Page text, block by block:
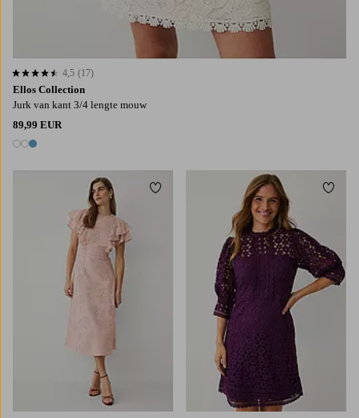
Ellos Collection
Jurk van kant 3/4 lengte mouw
89,99 EUR
3 kleuren
4,5 op basis van 17 beoordelingen
4,5 (17)
Toevoegen aan favorieten